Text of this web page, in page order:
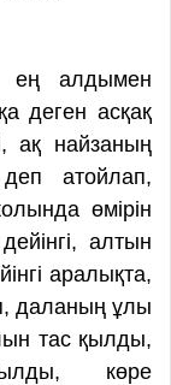
алдымен
деген асқақ
ақ найзаның
атойлап,
өмірін
алтын
аралықта,
даланың ұлы
тас қылды,
көре